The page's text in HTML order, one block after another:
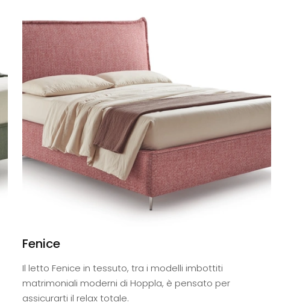
Fenice
Il letto Fenice in tessuto, tra i modelli imbottiti
matrimoniali moderni di Hoppla, è pensato per
assicurarti il relax totale.